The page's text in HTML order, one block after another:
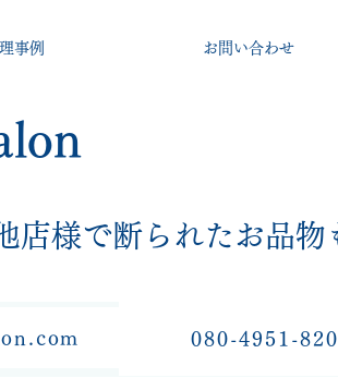
店様で断られたお品物
事例 お問い合わせ
080-4951-